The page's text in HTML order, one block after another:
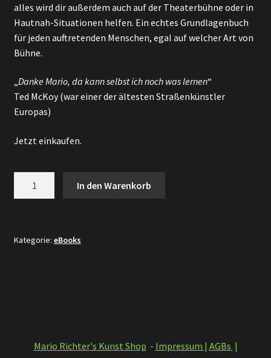
alles wird dir außerdem auch auf der Theaterbühne oder in
Hautnah-Situationen helfen. Ein echtes Grundlagenbuch
für jeden auftretenden Menschen, egal auf welcher Art von
Bühne.
„Danke Mario, da kann selbst ich noch was lernen“
Ted McKoy (war einer der ältesten Straßenkünstler
Europas)
Jetzt einkaufen.
Street
In den Warenkorb
Kategorie: eBooks
Mario Richter's Kunst Shop - Impressum | AGBs |